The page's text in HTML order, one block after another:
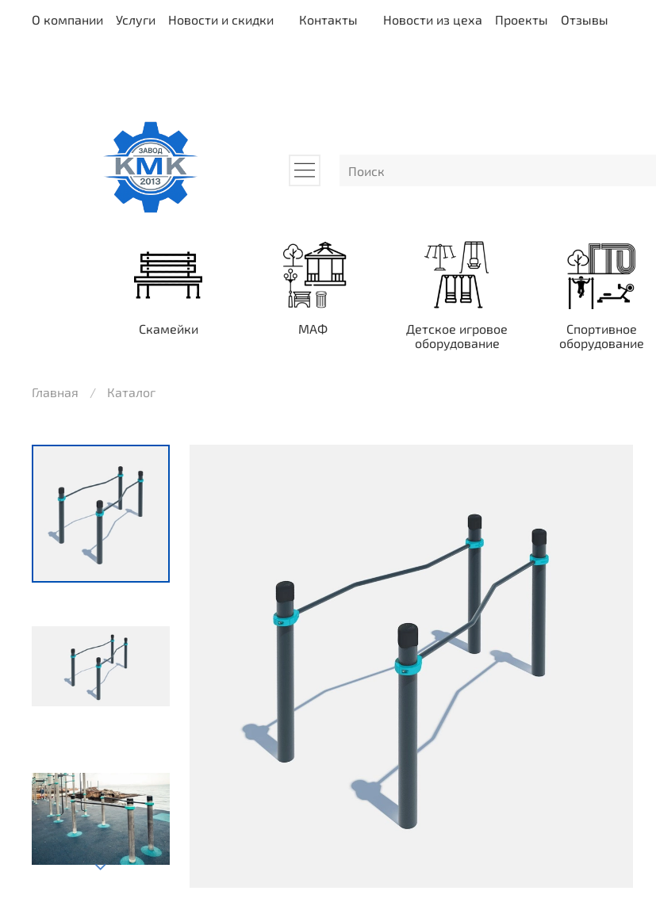
О компании Услуги Новости и скидки Контакты Новости из цеха Проекты Отзывы
Скамейки МАФ
Детское игровое
оборудование
Спортивное
оборудование
Главная Каталог